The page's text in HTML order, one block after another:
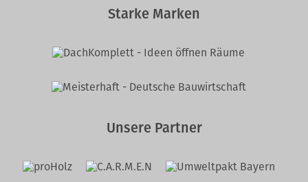
Starke Marken
Unsere Partner